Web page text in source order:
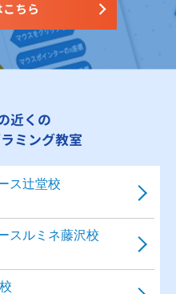
ちら
近くの
ミング教室
ス辻堂校
スルミネ藤沢校